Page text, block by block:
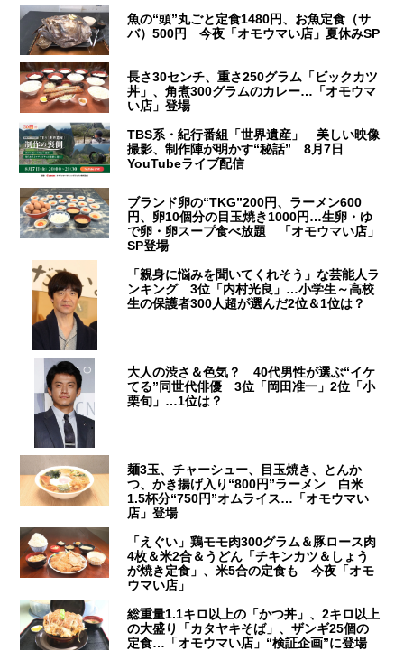
魚の“頭”丸ごと定食1480円、お魚定食（サ
バ）500円 今夜「オモウマい店」夏休みSP
長さ30センチ、重さ250グラム「ビックカツ
丼」、角煮300グラムのカレー…「オモウマ
い店」登場
TBS系・紀行番組「世界遺産」 美しい映像
撮影、制作陣が明かす“秘話” 8月7日
YouTubeライブ配信
ブランド卵の“TKG”200円、ラーメン600
円、卵10個分の目玉焼き1000円…生卵・ゆ
で卵・卵スープ食べ放題 「オモウマい店」
SP登場
「親身に悩みを聞いてくれそう」な芸能人ラ
ンキング 3位「内村光良」…小学生～高校
生の保護者300人超が選んだ2位＆1位は？
大人の渋さ＆色気？ 40代男性が選ぶ“イケ
てる”同世代俳優 3位「岡田准一」2位「小
栗旬」…1位は？
麺3玉、チャーシュー、目玉焼き、とんか
つ、かき揚げ入り“800円”ラーメン 白米
1.5杯分“750円”オムライス…「オモウマい
店」登場
「えぐい」鶏モモ肉300グラム＆豚ロース肉
4枚＆米2合＆うどん「チキンカツ＆しょう
が焼き定食」、米5合の定食も 今夜「オモ
ウマい店」
総重量1.1キロ以上の「かつ丼」、2キロ以上
の大盛り「カタヤキそば」、ザンギ25個の
定食…「オモウマい店」“検証企画”に登場